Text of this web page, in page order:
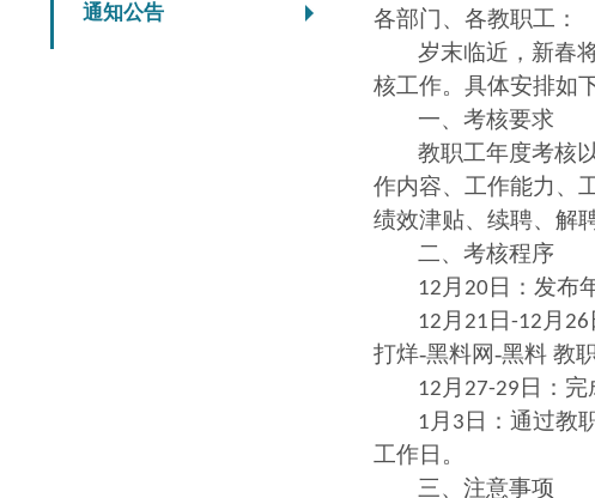
通知公告
各部门、各教职工：
岁末临近，新春
核工作。具体安排如
一、考核要求
教职工年度考核
作内容、工作能力、
绩效津贴、续聘、解
二、考核程序
12 月 20 日：发布
12 月 21 日 -12 月 26
打烊-黑料网-黑料 教
12 月 27-29 日：
1 月 3 日：通过教
工作日。
三、注意事项